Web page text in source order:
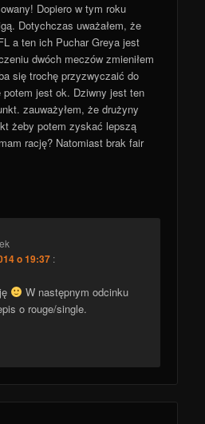
Dopiero w tym roku
Dotychczas uważałem, że
a ten ich Puchar Greya jest
dwóch meczów zmieniłem
się trochę przyzwyczaić do
potem jest ok. Dziwny jest ten
zauważyłem, że drużyny
żeby potem zyskać lepszą
rację? Natomiast brak fair
o 19:37 :
W następnym odcinku
o rouge/single.